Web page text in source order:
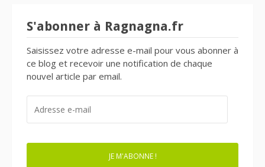
S'abonner à Ragnagna.fr
Saisissez votre adresse e-mail pour vous abonner à
ce blog et recevoir une notification de chaque
nouvel article par email.
MAIL
JE M'ABONNE !